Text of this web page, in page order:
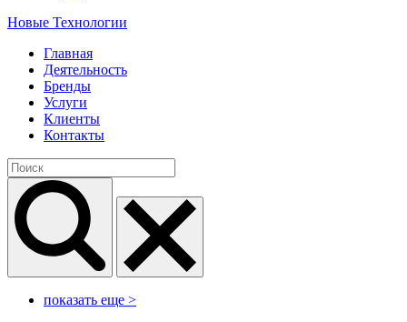
Новые Технологии
Главная
Деятельность
Бренды
Услуги
Клиенты
Контакты
показать еще >